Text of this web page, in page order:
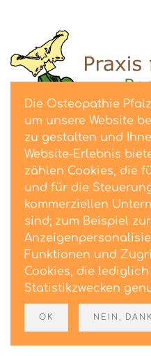
Datenschutz
Impressum
Kontakt
Vita
Osteopathie
Praxis
Die Osteopathie
um unsere Website
zu gestalten und
Website-Erlebnis
zählen Cookies, die
und für die
kommerziellen
sind; zum Beispiel zur
Funktionen und
Cookies, die
Statistikzwecken
OK NEIN,